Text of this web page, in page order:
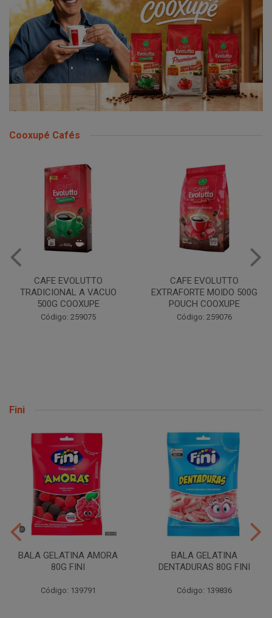
Cooxupé Cafés
CAFE EVOLUTTO
TRADICIONAL A VACUO
500G COOXUPE
Código: 259075
CAFE EVOLUTTO
EXTRAFORTE MOIDO 500G
POUCH COOXUPE
Código: 259076
Fini
BALA GELATINA AMORA
80G FINI
Código: 139791
BALA GELATINA
DENTADURAS 80G FINI
Código: 139836